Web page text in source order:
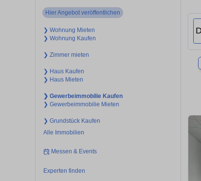
Hier Angebot veröffentlichen
❯ Wohnung Mieten
❯ Wohnung Kaufen
❯ Zimmer mieten
❯ Haus Kaufen
❯ Haus Mieten
❯ Gewerbeimmobilie Kaufen
❯ Gewerbeimmobilie Mieten
❯ Grundstück Kaufen
Alle Immobilien
Messen & Events
Experten finden